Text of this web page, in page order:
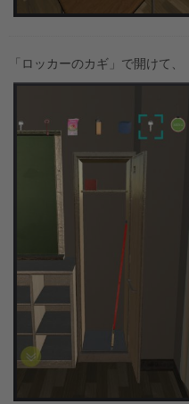
「ロッカーのカギ」で開けて、